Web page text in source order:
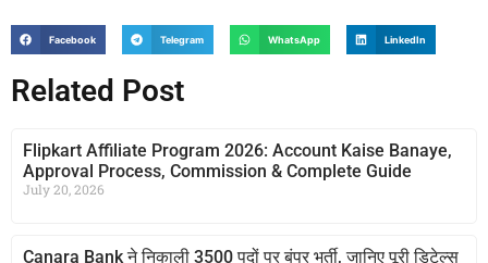
Facebook Telegram WhatsApp LinkedIn
Related Post
Flipkart Affiliate Program 2026: Account Kaise Banaye,
Approval Process, Commission & Complete Guide
July 20, 2026
Canara Bank ने निकाली 3500 पदों पर बंपर भर्ती, जानिए पूरी डिटेल्स